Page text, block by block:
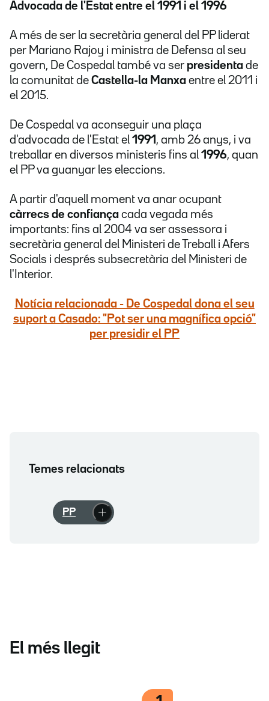
Advocada de l'Estat entre el 1991 i el 1996
A més de ser la secretària general del PP liderat
per Mariano Rajoy i ministra de Defensa al seu
govern, De Cospedal també va ser presidenta de
la comunitat de Castella-la Manxa entre el 2011 i
el 2015.
De Cospedal va aconseguir una plaça
d'advocada de l'Estat el 1991 , amb 26 anys, i va
treballar en diversos ministeris fins al 1996, quan
el PP va guanyar les eleccions.
A partir d'aquell moment va anar ocupant
càrrecs de confiança cada vegada més
importants: fins al 2004 va ser assessora i
secretària general del Ministeri de Treball i Afers
Socials i després subsecretària del Ministeri de
l'Interior.
Notícia relacionada - De Cospedal dona el seu
suport a Casado: "Pot ser una magnífica opció"
per presidir el PP
Temes relacionats
PP
El més llegit